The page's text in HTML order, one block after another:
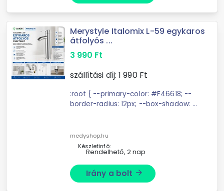
Merystyle Italomix L-59 egykaros
átfolyós ...
3 990 Ft
szállítási díj: 1 990Ft
:root { --primary-color: #F46618; --
border-radius: 12px; --box-shadow: 0
medyshop.hu
Készletinfó:
Rendelhető, 2 nap
Irány a bolt arrow_forward